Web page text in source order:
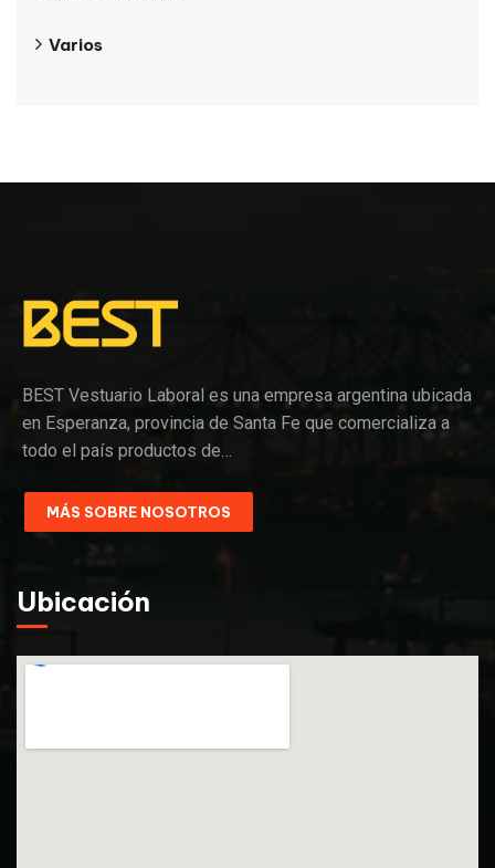
Varios
BEST Vestuario Laboral es una empresa argentina ubicada
en Esperanza, provincia de Santa Fe que comercializa a
todo el país productos de…
MÁS SOBRE NOSOTROS
Ubicación